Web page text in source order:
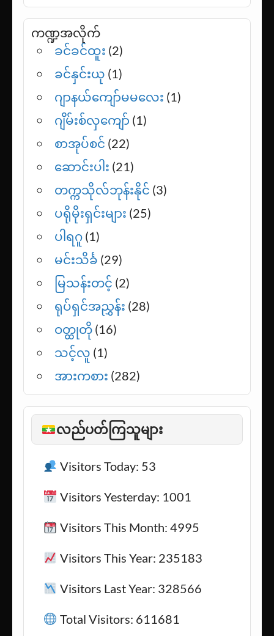
ပေါ်တူဂီအသင်းမှာ မရှိဘူးလို့ ကွန်စီကာ
အို ဖွင့်ဟ
ကဏ္ဍအလိုက်
ခင်ခင်ထူး(2)
ခင်နှင်းယု(1)
ဂျာနယ်ကျော်မမလေး
ဂျိမ်းစ်လှကျော်(1)
စာအုပ်စင်(22)
ဆောင်းပါး(21)
တက္ကသိုလ်ဘုန်းနိုင်
ပရိုမိုးရှင်းများ
ပါရဂူ(1)
မင်းသိင်္ခ(29)
မြသန်းတင့်(2)
ရုပ်ရှင်အညွှန်း
ဝတ္ထုတို(16)
သင့်လူ(1)
အားကစား(282)